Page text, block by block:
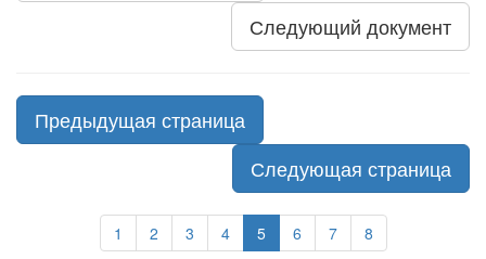
Следующий документ
Предыдущая страница
Следующая страница
1 2 3 4 5 6 7 8